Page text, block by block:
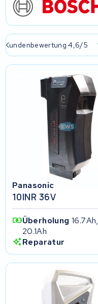
Kundenbewertung 4,6/5
Panasonic
10INR 36V
Überholung 16.7Ah,
20.1Ah
Reparatur